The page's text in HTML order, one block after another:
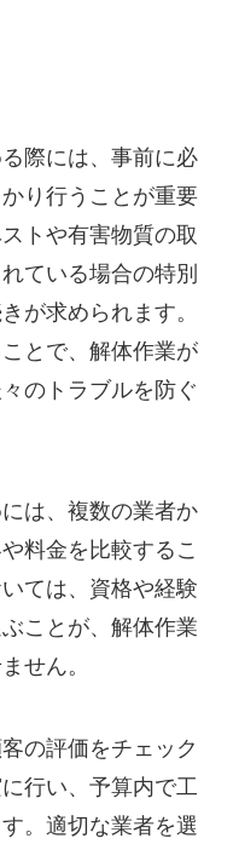
際には、事前に必
り行うことが重要
トや有害物質の取
ている場合の特別
が求められます。
とで、解体作業が
のトラブルを防ぐ
は、複数の業者か
料金を比較するこ
ては、資格や経験
ことが、解体作業
せん。
の評価をチェック
行い、予算内で工
。適切な業者を選